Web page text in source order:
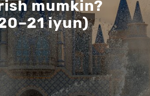
mumkin?
iyun)